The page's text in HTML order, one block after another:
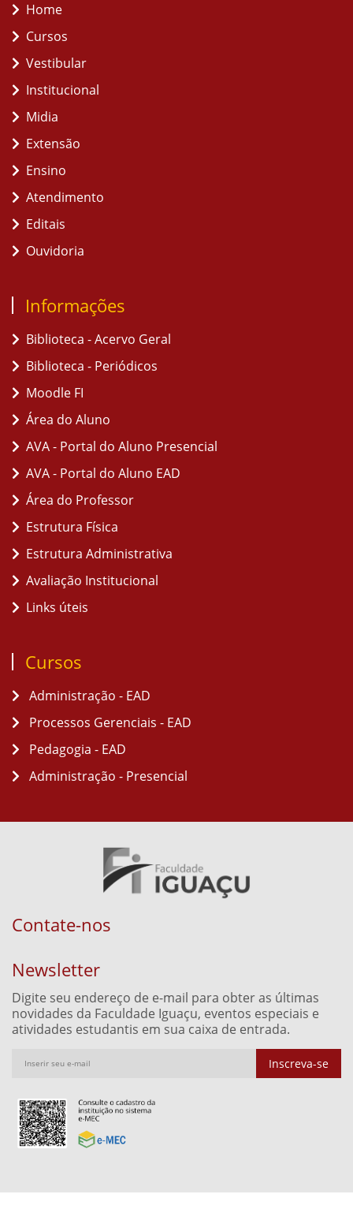
Home
Cursos
Vestibular
Institucional
Midia
Extensão
Ensino
Atendimento
Editais
Ouvidoria
Informações
Biblioteca - Acervo Geral
Biblioteca - Periódicos
Moodle FI
Área do Aluno
AVA - Portal do Aluno Presencial
AVA - Portal do Aluno EAD
Área do Professor
Estrutura Física
Estrutura Administrativa
Avaliação Institucional
Links úteis
Cursos
Administração - EAD
Processos Gerenciais - EAD
Pedagogia - EAD
Administração - Presencial
Contate-nos
Newsletter
Digite seu endereço de e-mail para obter as últimas
novidades da Faculdade Iguaçu, eventos especiais e
atividades estudantis em sua caixa de entrada.
Inscreva-se